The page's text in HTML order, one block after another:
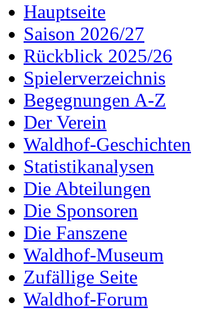
Hauptseite
Saison 2026/27
Rückblick 2025/26
Spielerverzeichnis
Begegnungen A-Z
Der Verein
Waldhof-Geschichten
Statistikanalysen
Die Abteilungen
Die Sponsoren
Die Fanszene
Waldhof-Museum
Zufällige Seite
Waldhof-Forum